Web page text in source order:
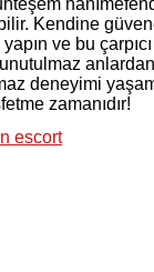
Kendine
ve bu
deneyimi
zamanıdır!
escort